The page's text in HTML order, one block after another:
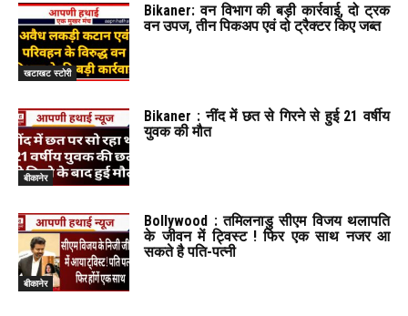
खटाखट स्टोरी
Bikaner: वन विभाग की बड़ी कार्रवाई, दो ट्रक
वन उपज, तीन पिकअप एवं दो ट्रैक्टर किए जब्त
बीकानेर
Bikaner : नींद में छत से गिरने से हुई 21 वर्षीय
युवक की मौत
बीकानेर
Bollywood : तमिलनाडु सीएम विजय थलापति
के जीवन में ट्विस्ट ! फिर एक साथ नजर आ
सकते है पति-पत्नी